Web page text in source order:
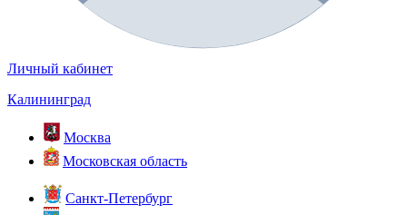
Личный кабинет
Калининград
Москва
Московская область
Санкт-Петербург